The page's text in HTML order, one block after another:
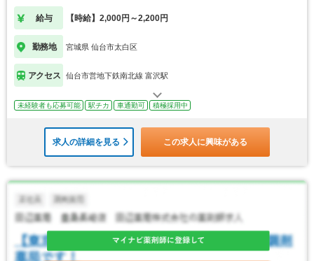
給与 【時給】2,000円～2,200円
勤務地 宮城県 仙台市太白区
アクセス 仙台市営地下鉄南北線 富沢駅
未経験者も応募可能 駅チカ 車通勤可 積極採用中
求人の詳細を見る この求人に興味がある